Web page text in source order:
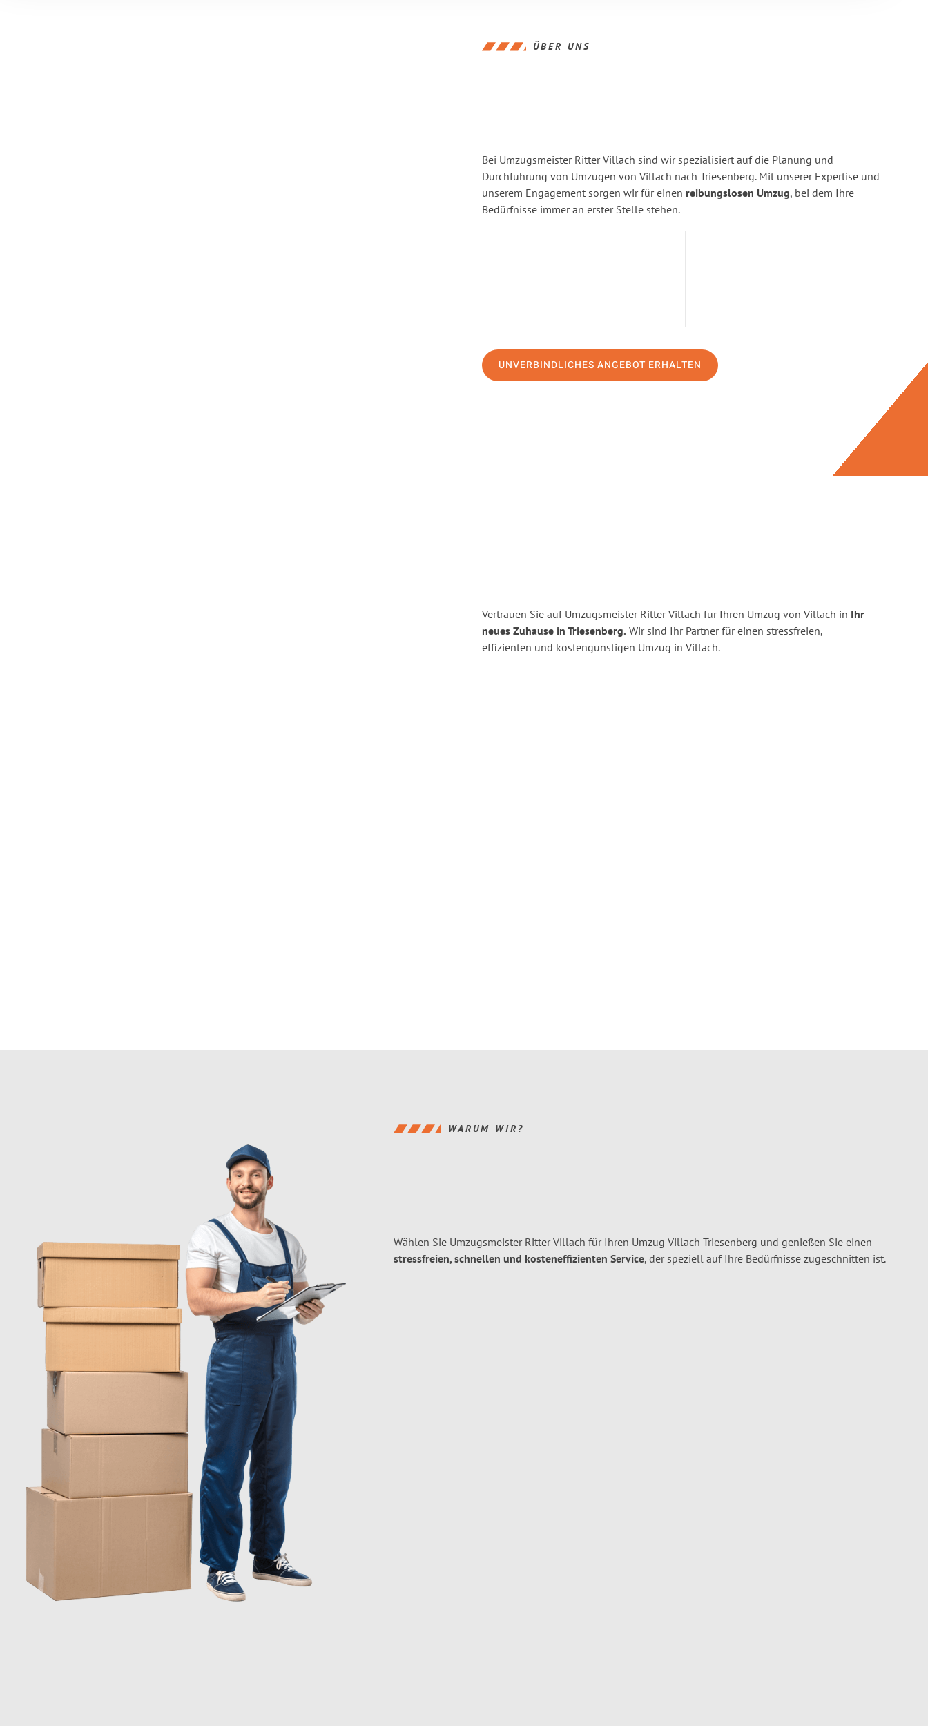
ÜBER UNS
Bei Umzugsmeister Ritter Villach sind wir spezialisiert auf die Planung und
Durchführung von Umzügen von Villach nach Triesenberg. Mit unserer Expertise und
unserem Engagement sorgen wir für einen reibungslosen Umzug, bei dem Ihre
Bedürfnisse immer an erster Stelle stehen.
UNVERBINDLICHES ANGEBOT ERHALTEN
Vertrauen Sie auf Umzugsmeister Ritter Villach für Ihren Umzug von Villach in Ihr
neues Zuhause in Triesenberg. Wir sind Ihr Partner für einen stressfreien,
effizienten und kostengünstigen Umzug in Villach.
WARUM WIR?
Wählen Sie Umzugsmeister Ritter Villach für Ihren Umzug Villach Triesenberg und genießen Sie einen
stressfreien, schnellen und kosteneffizienten Service, der speziell auf Ihre Bedürfnisse zugeschnitten ist.